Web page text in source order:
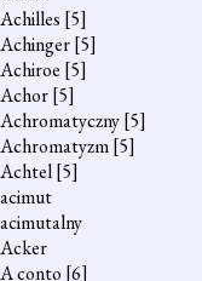
Achilles [5]
Achinger[5]
Achiroe [5]
Achor[5]
Achromatyczny[5]
Achromatyzm[5]
Achtel[5]
acimut
acimutalny
Acker
A conto [6]